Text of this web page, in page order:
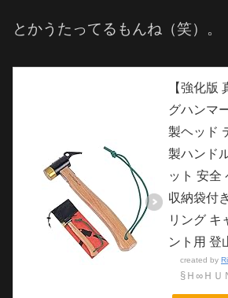
とかうたってるもんね（笑）。
【強化版
グハンマ
製ヘッド
製ハンド
ット 安全
収納袋付
リング キ
ント用 登
created by
§Ｈ∞ＨＵ